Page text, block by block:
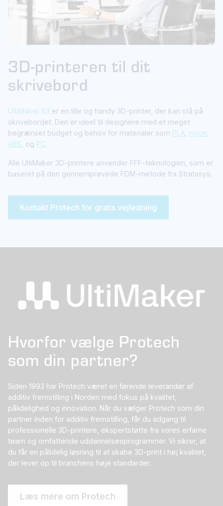
3D-printeren til dit
skrivebord
UltiMaker S3 er en lille og handy 3D-printer, der kan stå på
skrivebordet. Den er ideel til designere med et meget
begrænset budget og behov for materialer som PLA nylon
ABS , og PC.
Alle UItiMaker 3D-printere anvender FFF-teknologien, som er
baseret på den gennemprøvede FDM-metode fra Stratasys.
Kontakt Protech for gratis vejledning
Hvorfor vælge Protech
som din partner?
Siden 1993 har Protech været en førende leverandør af
additiv fremstilling i Norden med fokus på kvalitet,
pålidelighed og innovation. Når du vælger Protech som din
partner inden for additiv fremstilling, får du adgang til
professionelle 3D-printere, ekspertstøtte fra vores erfarne
team og omfattende uddannelsesprogrammer. Vi sikrer, at
du får en pålidelig løsning til at skabe 3D-print i høj kvalitet,
der lever op til branchens høje standarder.
Læs mere om Protech